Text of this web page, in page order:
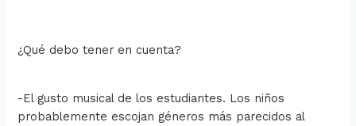
¿Qué debo tener en cuenta?
-El gusto musical de los estudiantes. Los niños
probablemente escojan géneros más parecidos al